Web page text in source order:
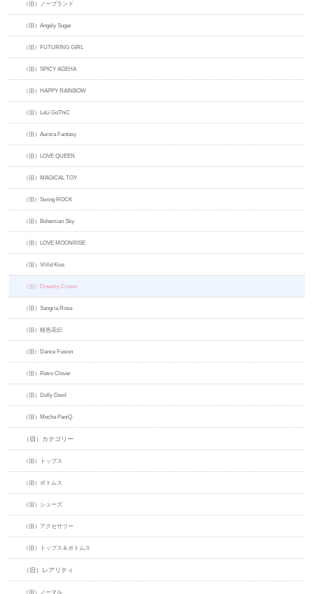
（旧）ノーブランド
（旧）Angely Sugar
（旧）FUTURING GIRL
（旧）SPICY AGEHA
（旧）HAPPY RAINBOW
（旧）LoLi GoThiC
（旧）Aurora Fantasy
（旧）LOVE QUEEN
（旧）MAGICAL TOY
（旧）Swing ROCK
（旧）Bohemian Sky
（旧）LOVE MOONRISE
（旧）ViVid Kiss
（旧）Dreamy Crown
（旧）Sangria Rosa
（旧）桜色花伝
（旧）Dance Fusion
（旧）Retro Clover
（旧）Dolly Devil
（旧）Mecha PaniQ
（旧）カテゴリー
（旧）トップス
（旧）ボトムス
（旧）シューズ
（旧）アクセサリー
（旧）トップス＆ボトムス
（旧）レアリティ
（旧）ノーマル